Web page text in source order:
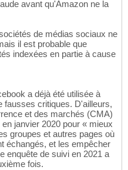
avant qu'Amazon ne la
de médias sociaux ne
il est probable que
indexées en partie à cause
a déjà été utilisée à
fausses critiques. D'ailleurs,
et des marchés (CMA)
janvier 2020 pour « mieux
groupes et autres pages où
échangés, et les empêcher
enquête de suivi en 2021 a
fois.